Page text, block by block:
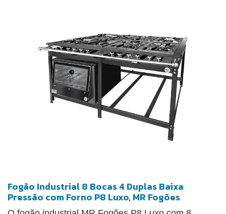
operação. Utiliza regulador de baixa pressão e
possui manipuladores em alumínio injetado,
resistentes ao calor e ao uso contínuo.
Fogão Industrial 8 Bocas 4 Duplas Baixa
Pressão com Forno P8 Luxo, MR Fogões